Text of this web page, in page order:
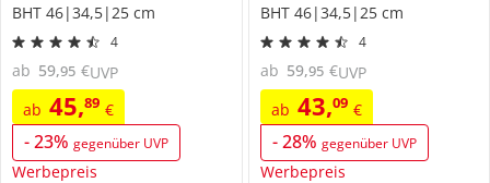
BHT 46|34,5|25 cm
4
ab 45,89 €
-23% gegenüber UVP
Werbepreis
ab 59,95 €UVP
BHT 46|34,5|25 cm
4
ab 43,09 €
-28% gegenüber UVP
Werbepreis
ab 59,95 €UVP